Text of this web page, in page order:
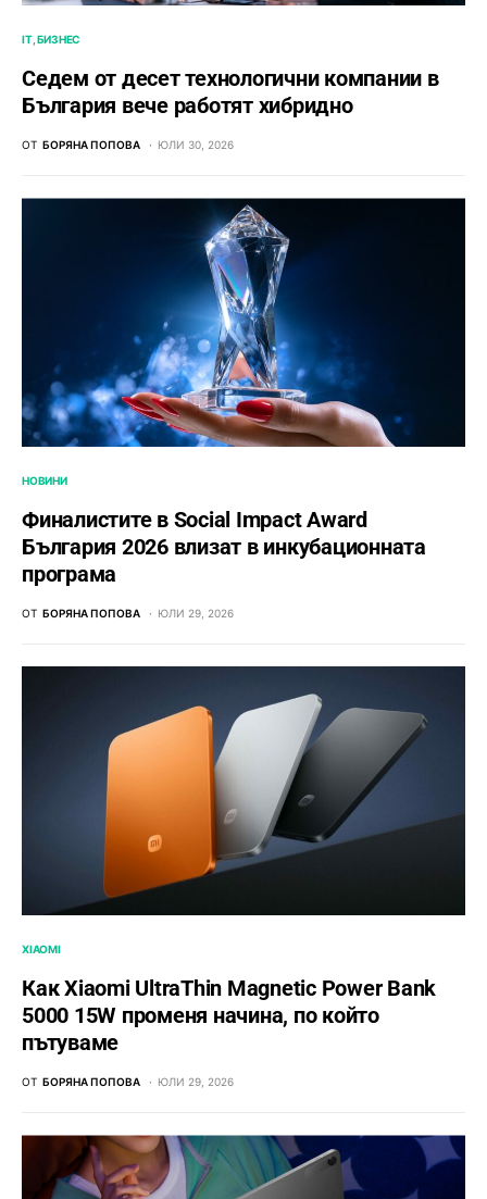
IT БИЗНЕС
Седем от десет технологични компании в
България вече работят хибридно
ОТ БОРЯНА ПОПОВА ЮЛИ 30, 2026
НОВИНИ
Финалистите в Social Impact Award
България 2026 влизат в инкубационната
програма
ОТ БОРЯНА ПОПОВА ЮЛИ 29, 2026
XIAOMI
Как Xiaomi UltraThin Magnetic Power Bank
5000 15W променя начина, по който
пътуваме
ОТ БОРЯНА ПОПОВА ЮЛИ 29, 2026